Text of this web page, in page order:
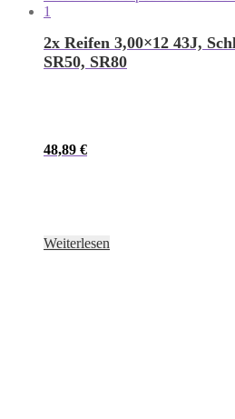
2x Reifen 3,00×12 43J,
SR50, SR80
48,89 €
Weiterlesen